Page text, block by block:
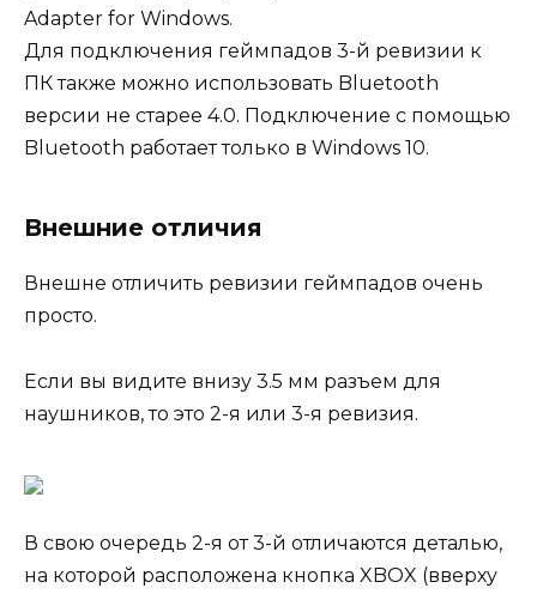
Adapter for Windows.
Для подключения геймпадов 3-й ревизии к
ПК также можно использовать Bluetooth
версии не старее 4.0. Подключение с помощью
Bluetooth работает только в Windows 10.
Внешние отличия
Внешне отличить ревизии геймпадов очень
просто.
Если вы видите внизу 3.5 мм разъем для
наушников, то это 2-я или 3-я ревизия.
В свою очередь 2-я от 3-й отличаются деталью,
на которой расположена кнопка XBOX (вверху